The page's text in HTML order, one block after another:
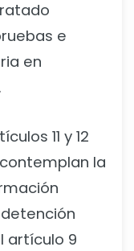
e
en
11 y 12
la
artículo 9